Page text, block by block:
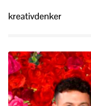
kreativdenker